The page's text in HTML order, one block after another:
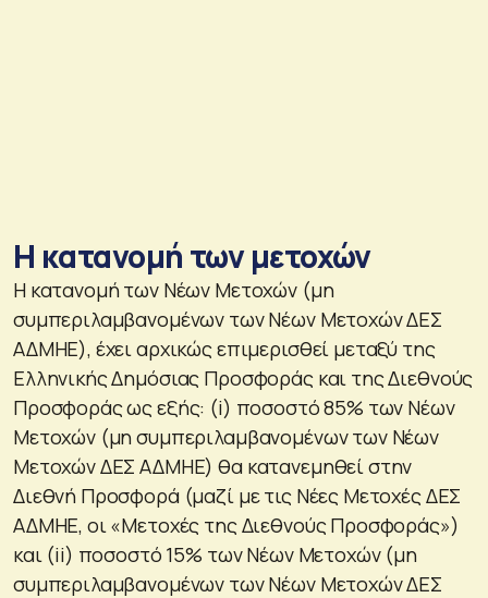
Η κατανομή των μετοχών
Η κατανομή των Νέων Μετοχών (μη
συμπεριλαμβανομένων των Νέων Μετοχών ΔΕΣ
ΑΔΜΗΕ), έχει αρχικώς επιμερισθεί μεταξύ της
Ελληνικής Δημόσιας Προσφοράς και της Διεθνούς
Προσφοράς ως εξής: (i) ποσοστό 85% των Νέων
Μετοχών (μη συμπεριλαμβανομένων των Νέων
Μετοχών ΔΕΣ ΑΔΜΗΕ) θα κατανεμηθεί στην
Διεθνή Προσφορά (μαζί με τις Νέες Μετοχές ΔΕΣ
ΑΔΜΗΕ, οι «Μετοχές της Διεθνούς Προσφοράς»)
και (ii) ποσοστό 15% των Νέων Μετοχών (μη
συμπεριλαμβανομένων των Νέων Μετοχών ΔΕΣ